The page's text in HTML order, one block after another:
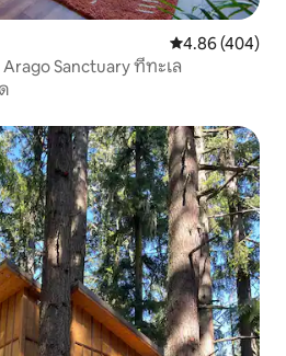
คะแนนเฉลี่ย
4.86 (404)
Sanctuary ที่ทะเล